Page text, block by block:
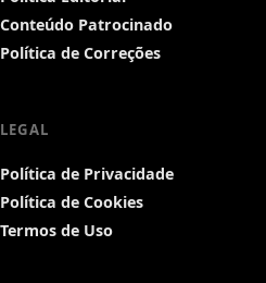
Conteúdo Patrocinado
Política de Correções
LEGAL
Política de Privacidade
Política de Cookies
Termos de Uso